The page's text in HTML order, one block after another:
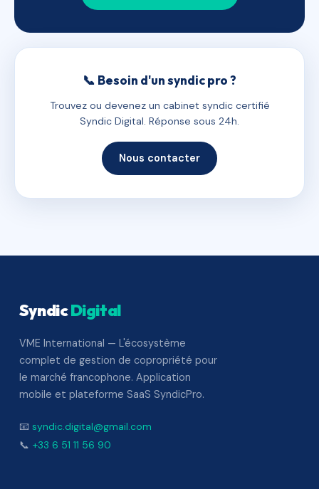
📞 Besoin d'un syndic pro ?
Trouvez ou devenez un cabinet syndic certifié
Syndic Digital. Réponse sous 24h.
Nous contacter
SyndicDigital
VME International — L'écosystème
complet de gestion de copropriété pour
le marché francophone. Application
mobile et plateforme SaaS SyndicPro.
📧 syndic.digital@gmail.com
📞 +33 6 51 11 56 90